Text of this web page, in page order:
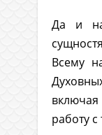
Да и на
Всему
работу